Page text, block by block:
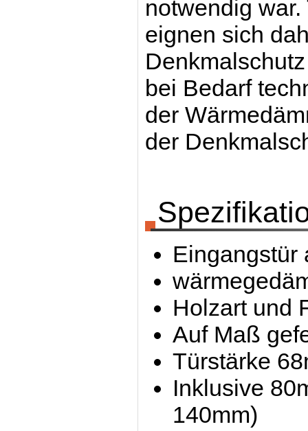
notwendig
eignen sich
bei Bedarf
der
der
Eingangstür
Holzart und
Auf Maß
Türstärke
Inklusive
140mm)